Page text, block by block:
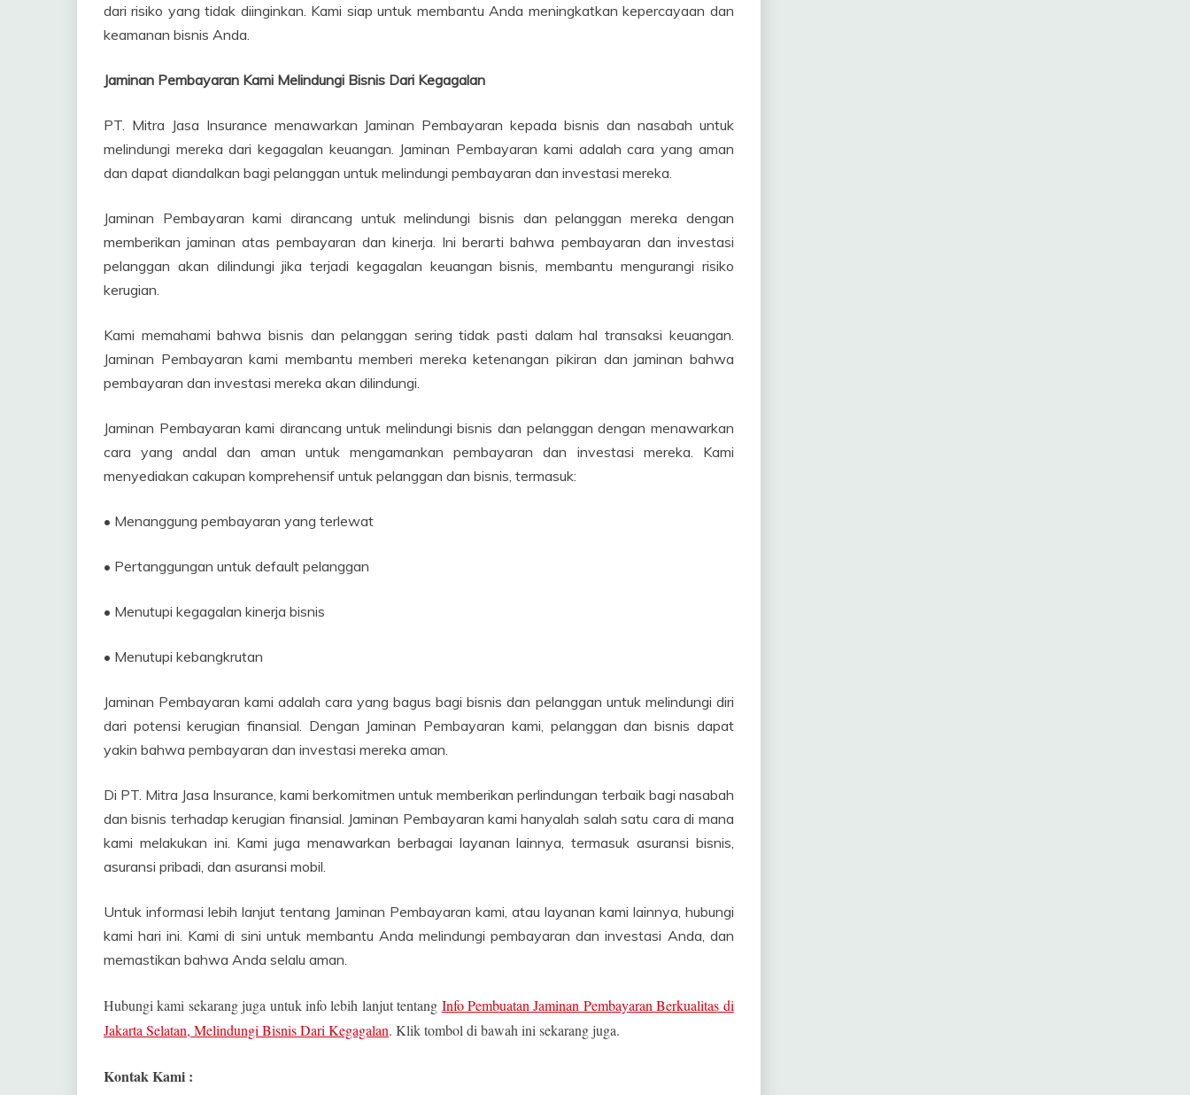
dari risiko yang tidak diinginkan. Kami siap untuk membantu Anda meningkatkan kepercayaan dan
keamanan bisnis Anda.
Jaminan Pembayaran Kami Melindungi Bisnis Dari Kegagalan
PT. Mitra Jasa Insurance menawarkan Jaminan Pembayaran kepada bisnis dan nasabah untuk
melindungi mereka dari kegagalan keuangan. Jaminan Pembayaran kami adalah cara yang aman
dan dapat diandalkan bagi pelanggan untuk melindungi pembayaran dan investasi mereka.
Jaminan Pembayaran kami dirancang untuk melindungi bisnis dan pelanggan mereka dengan
memberikan jaminan atas pembayaran dan kinerja. Ini berarti bahwa pembayaran dan investasi
pelanggan akan dilindungi jika terjadi kegagalan keuangan bisnis, membantu mengurangi risiko
kerugian.
Kami memahami bahwa bisnis dan pelanggan sering tidak pasti dalam hal transaksi keuangan.
Jaminan Pembayaran kami membantu memberi mereka ketenangan pikiran dan jaminan bahwa
pembayaran dan investasi mereka akan dilindungi.
Jaminan Pembayaran kami dirancang untuk melindungi bisnis dan pelanggan dengan menawarkan
cara yang andal dan aman untuk mengamankan pembayaran dan investasi mereka. Kami
menyediakan cakupan komprehensif untuk pelanggan dan bisnis, termasuk:
• Menanggung pembayaran yang terlewat
• Pertanggungan untuk default pelanggan
• Menutupi kegagalan kinerja bisnis
• Menutupi kebangkrutan
Jaminan Pembayaran kami adalah cara yang bagus bagi bisnis dan pelanggan untuk melindungi diri
dari potensi kerugian finansial. Dengan Jaminan Pembayaran kami, pelanggan dan bisnis dapat
yakin bahwa pembayaran dan investasi mereka aman.
Di PT. Mitra Jasa Insurance, kami berkomitmen untuk memberikan perlindungan terbaik bagi nasabah
dan bisnis terhadap kerugian finansial. Jaminan Pembayaran kami hanyalah salah satu cara di mana
kami melakukan ini. Kami juga menawarkan berbagai layanan lainnya, termasuk asuransi bisnis,
asuransi pribadi, dan asuransi mobil.
Untuk informasi lebih lanjut tentang Jaminan Pembayaran kami, atau layanan kami lainnya, hubungi
kami hari ini. Kami di sini untuk membantu Anda melindungi pembayaran dan investasi Anda, dan
memastikan bahwa Anda selalu aman.
Hubungi kami sekarang juga untuk info lebih lanjut tentang Info Pembuatan Jaminan Pembayaran Berkualitas di
Jakarta Selatan, Melindungi Bisnis Dari Kegagalan. Klik tombol di bawah ini sekarang juga.
Kontak Kami :